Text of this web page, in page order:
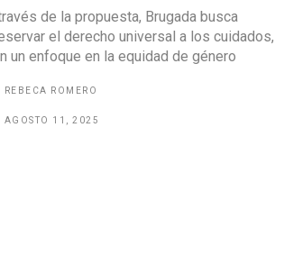
de la propuesta, Brugada busca
el derecho universal a los cuidados,
un enfoque en la equidad de género
REBECA ROMERO
AGOSTO 11, 2025